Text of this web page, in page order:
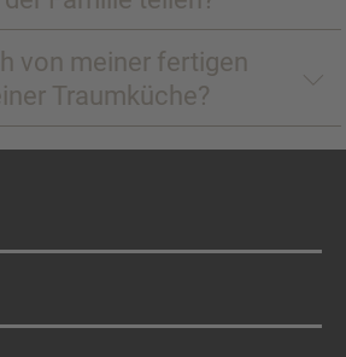
von meiner fertigen
Traumküche?